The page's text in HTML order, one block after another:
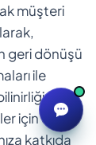
müşteri
geri dönüşü
ile
için etkili
katkıda